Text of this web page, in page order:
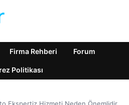
Firma Rehberi Forum
Politikası